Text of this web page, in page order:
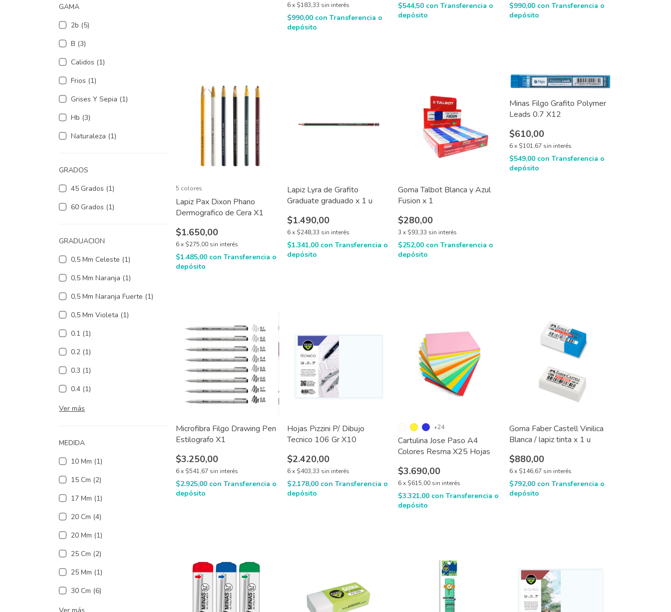
GAMA
2b (5)
B (3)
Calidos (1)
Frios (1)
Grises Y Sepia (1)
Hb (3)
Naturaleza (1)
GRADOS
45 Grados (1)
60 Grados (1)
GRADUACION
0,5 Mm Celeste (1)
0,5 Mm Naranja (1)
0,5 Mm Naranja Fuerte (1)
0,5 Mm Violeta (1)
0.1 (1)
0.2 (1)
0.3 (1)
0.4 (1)
Ver más
MEDIDA
10 Mm (1)
15 Cm (2)
17 Mm (1)
20 Cm (4)
20 Mm (1)
25 Cm (2)
25 Mm (1)
30 Cm (6)
6 x $183,33 sin interés
$990,00 con Transferencia o
depósito
$544,50 con Transferencia o
depósito
$990,00 con Transferencia o
depósito
Lapiz Pax Dixon Phano
Dermografico de Cera X1
$1.650,00
6 x $275,00 sin interés
$1.485,00 con Transferencia o
depósito
5 colores
Lapiz Lyra de Grafito
Graduate graduado x 1 u
$1.490,00
6 x $248,33 sin interés
$1.341,00 con Transferencia o
depósito
Goma Talbot Blanca y Azul
Fusion x 1
$280,00
3 x $93,33 sin interés
$252,00 con Transferencia o
depósito
Minas Filgo Grafito Polymer
Leads 0.7 X12
$610,00
6 x $101,67 sin interés
$549,00 con Transferencia o
depósito
Microfibra Filgo Drawing Pen
Estilografo X1
$3.250,00
6 x $541,67 sin interés
$2.925,00 con Transferencia o
depósito
Hojas Pizzini P/ Dibujo
Tecnico 106 Gr X10
$2.420,00
6 x $403,33 sin interés
$2.178,00 con Transferencia o
depósito
Cartulina Jose Paso A4
Colores Resma X25 Hojas
$3.690,00
6x $615,00 sin interés
$3.321,00 con Transferencia o
depósito
+24
Goma Faber Castell Vinilica
Blanca / lapiz tinta x 1 u
$880,00
6 x $146,67 sin interés
$792,00 con Transferencia o
depósito